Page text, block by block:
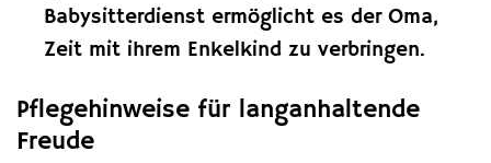
Babysitterdienst ermöglicht es der Oma,
Zeit mit ihrem Enkelkind zu verbringen.
Pflegehinweise für langanhaltende
Freude